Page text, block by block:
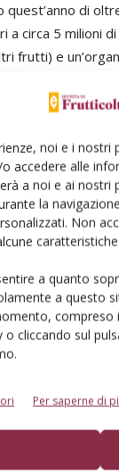
noi e i
accedere alle
a noi e ai nostri
la
Non
a quanto
a questo
compreso
o cliccando sul
Per saperne di
di
a circa 5 milioni
frutti) e
delegato
importante step
di avere a
è una parte
and-build
interessanti
oltre a
direzione, siamo
2019 e che
Unifrutti
l’obiettivo di